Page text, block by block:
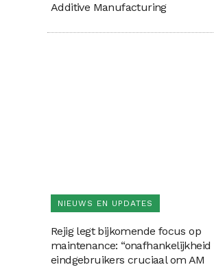
Additive Manufacturing
NIEUWS EN UPDATES
Rejig legt bijkomende focus op
maintenance: “onafhankelijkheid
eindgebruikers cruciaal om AM